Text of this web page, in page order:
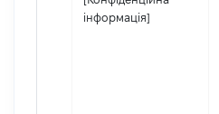
інформація]